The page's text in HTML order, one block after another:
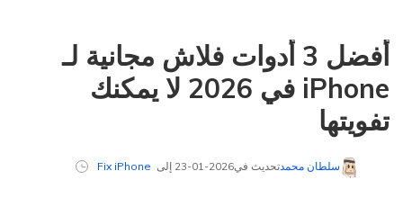
أفضل 3 أدوات فلاش مجانية لـ
iPhone في 2026 لا يمكنك
تفويتها
سلطان محمدتحديث في2026-01-23 إلى Fix iPhone